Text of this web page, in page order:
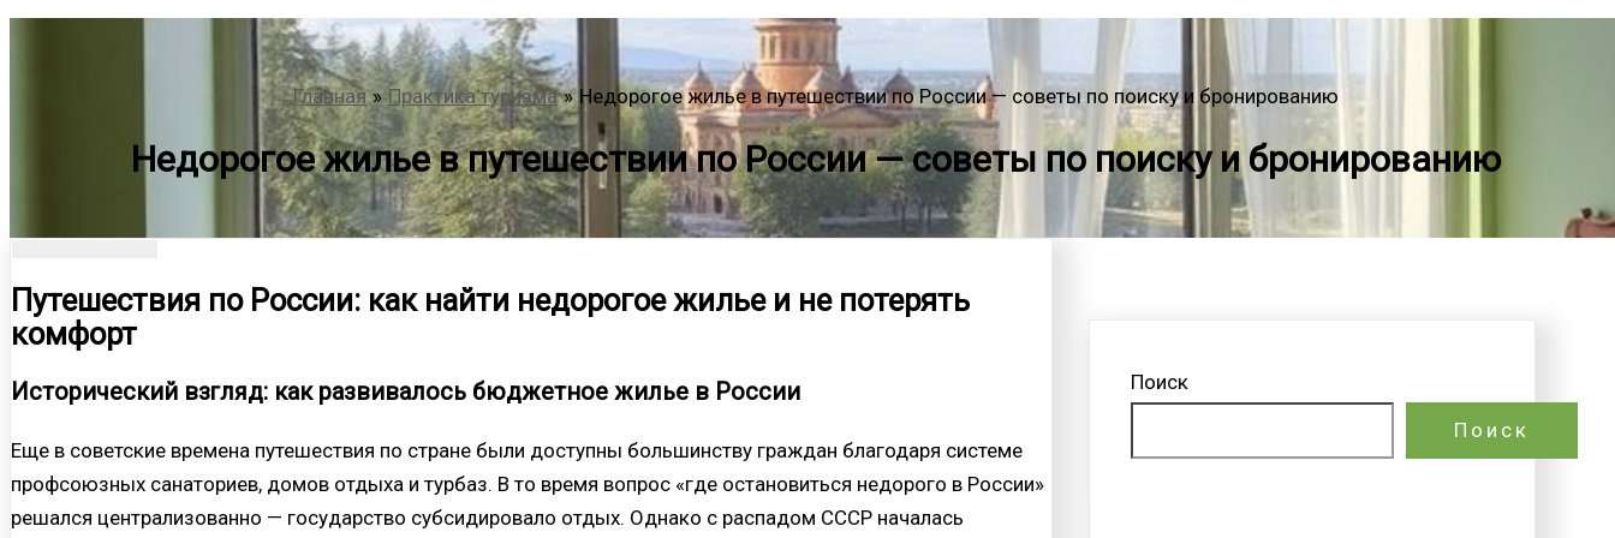
Главная Практика туризма Недорогое жилье в путешествии по России — советы по поиску и бронированию
Недорогое жилье в путешествии по России — советы по поиску и бронированию
Путешествия по России: как найти недорогое жилье и не потерять
комфорт
Исторический взгляд: как развивалось бюджетное жилье в России
Еще в советские времена путешествия по стране были доступны большинству граждан благодаря системе
профсоюзных санаториев, домов отдыха и турбаз. В то время вопрос «где остановиться недорого в России»
решался централизованно — государство субсидировало отдых. Однако с распадом СССР началась
Поиск
Поиск